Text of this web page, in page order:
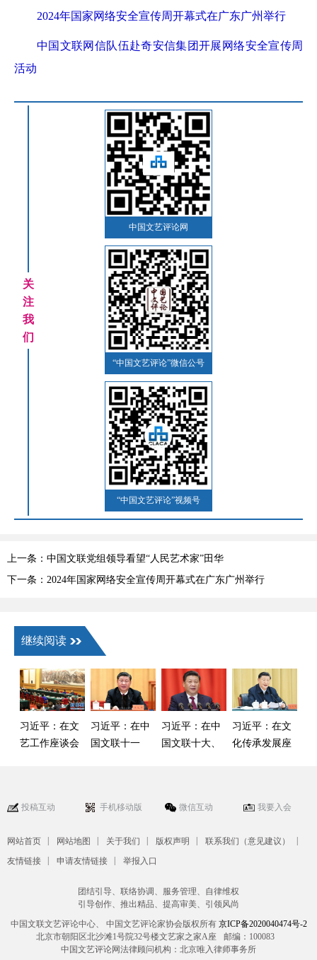
2024年国家网络安全宣传周开幕式在广东广州举行
中国文联网信队伍赴奇安信集团开展网络安全宣传周
活动
关
注
我
们
中国文艺评论网
“中国文艺评论”微信公号
“中国文艺评论”视频号
上一条：中国文联党组领导看望“人民艺术家”田华
下一条：2024年国家网络安全宣传周开幕式在广东广州举行
继续阅读
习近平：在文
艺工作座谈会
习近平：在中
国文联十一
习近平：在中
国文联十大、
习近平：在文
化传承发展座
投稿互动 手机移动版 微信互动 我要入会
网站首页 网站地图 关于我们 版权声明 联系我们（意见建议）
友情链接 申请友情链接 举报入口
团结引导、联络协调、服务管理、自律维权
引导创作、推出精品、提高审美、引领风尚
中国文联文艺评论中心、 中国文艺评论家协会版权所有 京ICP备2020040474号-2
北京市朝阳区北沙滩1号院32号楼文艺家之家A座
邮编：100083
中国文艺评论网法律顾问机构：北京唯入律师事务所